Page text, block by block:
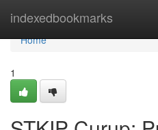
indexedbookmarks
Home
Home
1